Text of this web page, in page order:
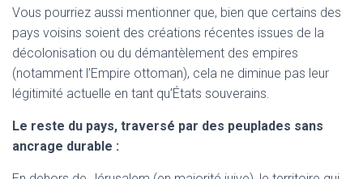
Vous pourriez aussi mentionner que, bien que certains des
pays voisins soient des créations récentes issues de la
décolonisation ou du démantèlement des empires
(notamment l’Empire ottoman), cela ne diminue pas leur
légitimité actuelle en tant qu’États souverains.
Le reste du pays, traversé par des peuplades sans
ancrage durable :